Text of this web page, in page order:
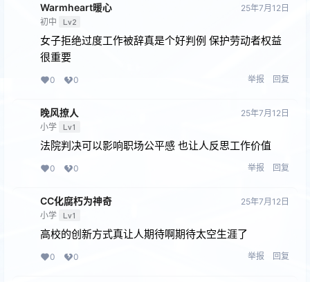
Warmheart暖心
初中 Lv2
25年7月12日
女子拒绝过度工作被辞真是个好判例 保护劳动者权益
很重要
0 0 举报 回复
晚风撩人
小学 Lv1
25年7月12日
法院判决可以影响职场公平感 也让人反思工作价值
0 0 举报 回复
CC化腐朽为神奇
小学 Lv1
25年7月12日
高校的创新方式真让人期待啊期待太空生涯了
0 0 举报 回复